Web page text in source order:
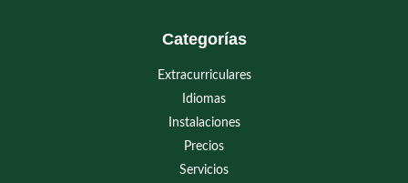
Categorías
Extracurriculares
Idiomas
Instalaciones
Precios
Servicios